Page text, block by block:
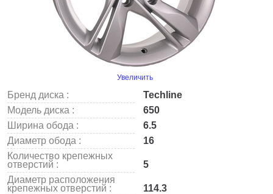
Увеличить
Бренд диска :
Techline
Модель диска :
650
Ширина обода :
6.5
Диаметр обода :
16
Количество крепежных
отверстий :
5
Диаметр расположения
крепежных отверстий :
114.3